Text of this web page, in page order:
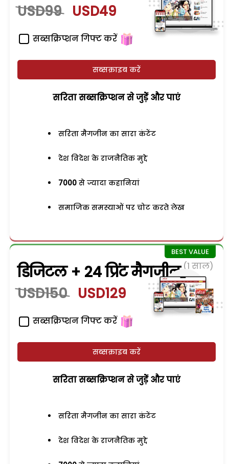
USD99 USD49
सब्सक्रिप्शन गिफ्ट करें
सब्सक्राइब करें
सरिता सब्सक्रिप्शन से जुड़ेें और पाएं
सरिता मैगजीन का सारा कंटेंट
देश विदेश के राजनैतिक मुद्दे
7000 से ज्यादा कहानियां
समाजिक समस्याओं पर चोट करते लेख
डिजिटल + 24 प्रिंट मैगजीन (1 साल)
USD150 USD129
सब्सक्रिप्शन गिफ्ट करें
सब्सक्राइब करें
सरिता सब्सक्रिप्शन से जुड़ेें और पाएं
सरिता मैगजीन का सारा कंटेंट
देश विदेश के राजनैतिक मुद्दे